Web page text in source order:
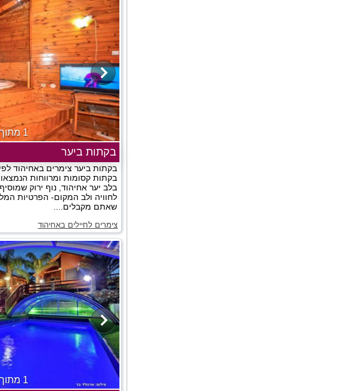
1 מתוך 12
בקתות ביער
בקתות ביער צימרים באחיהוד
בקתות קסומות ומרווחות
בלב יער אחיהוד, נוף ירוק שמוסיף
לחוויה ולב המקום- הפרטיות
שאתם מקבלים....
צימרים לחיילים באחיהוד
1 מתוך 25